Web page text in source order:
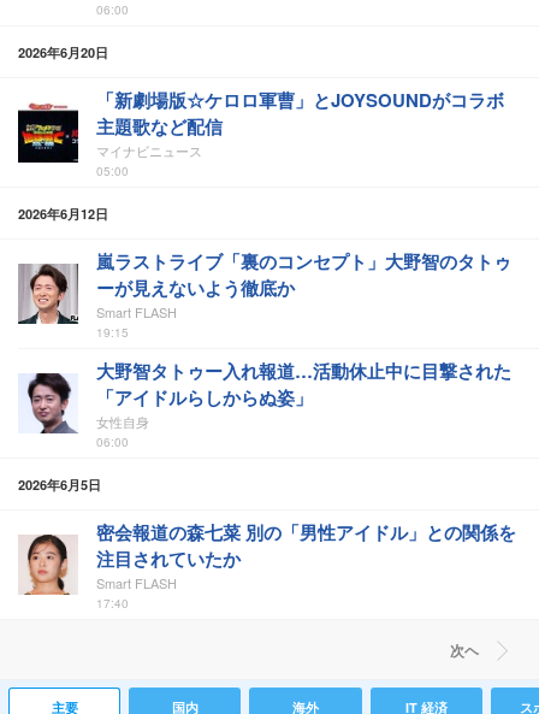
06:00
2026年6月20日
「新劇場版☆ケロロ軍曹」とJOYSOUNDがコラボ
主題歌など配信
マイナビニュース
05:00
2026年6月12日
嵐ラストライブ「裏のコンセプト」大野智のタトゥ
ーが見えないよう徹底か
Smart FLASH
19:15
大野智タトゥー入れ報道…活動休止中に目撃された
「アイドルらしからぬ姿」
女性自身
06:00
2026年6月5日
密会報道の森七菜 別の「男性アイドル」との関係を
注目されていたか
Smart FLASH
17:40
次ヘ
主要 国内 海外 IT 経済 ス